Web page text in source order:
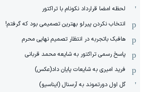
لحظه امضا قرارداد نکونام با تراکتور
انتخاب نکردن پیرلو بهترین تصمیمی بود که گرفتم!
هافبک باتجربه در انتظار تصمیم نهایی محرم
پاسخ رسمی تراکتور به شایعه محمد قربانی
فرید امیری به شایعات پایان داد(عکس)
گل اول دورتموند به آرسنال (ایناسیو)